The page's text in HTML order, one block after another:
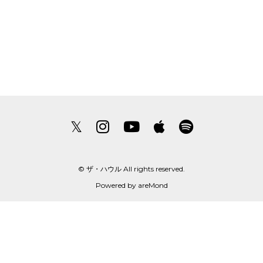
𝕏
© ザ・ハウル All rights reserved.
Powered by areMond